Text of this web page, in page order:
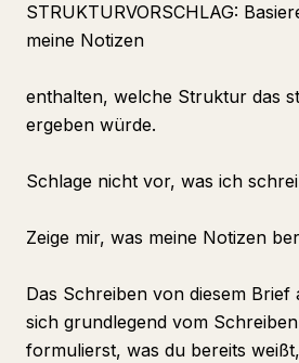
STRUKTURVORSCHLAG:
meine Notizen
enthalten, welche Struktur das
ergeben würde.
Schlage nicht vor, was ich
Zeige mir, was meine Notizen
Das Schreiben von diesem Brief
sich grundlegend vom
formulierst, was du bereits